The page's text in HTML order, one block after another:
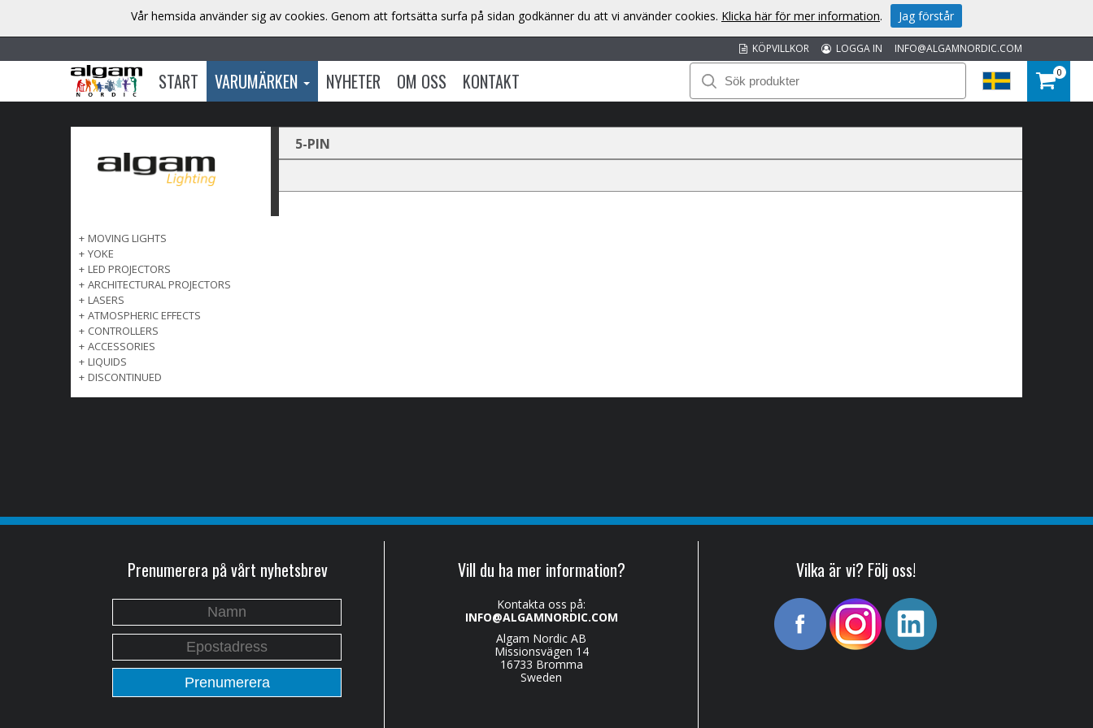
INFO@ALGAMNORDIC.COM
LOGGA IN
KÖPVILLKOR
START VARUMÄRKEN NYHETER OM OSS KONTAKT 0
+ MOVING LIGHTS
+ YOKE
+ LED PROJECTORS
+ ARCHITECTURAL PROJECTORS
+ LASERS
+ ATMOSPHERIC EFFECTS
+ CONTROLLERS
+ ACCESSORIES
+ LIQUIDS
+ DISCONTINUED
5-PIN
Prenumerera på vårt nyhetsbrev Vill du ha mer information?
Kontakta oss på:
INFO@ALGAMNORDIC.COM
Algam Nordic AB
Missionsvägen 14
16733 Bromma
Sweden
Vilka är vi? Följ oss!
Vår hemsida använder sig av cookies. Genom att fortsätta surfa på sidan godkänner du att vi använder cookies. Klicka här för mer information. Jag förstår